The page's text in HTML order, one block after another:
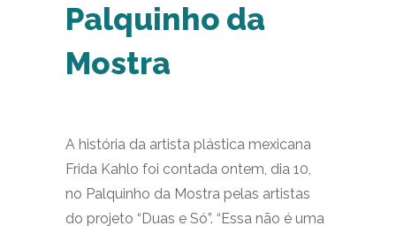
Palquinho da
Mostra
A história da artista plástica mexicana
Frida Kahlo foi contada ontem, dia 10,
no Palquinho da Mostra pelas artistas
do projeto “Duas e Só”. “Essa não é uma